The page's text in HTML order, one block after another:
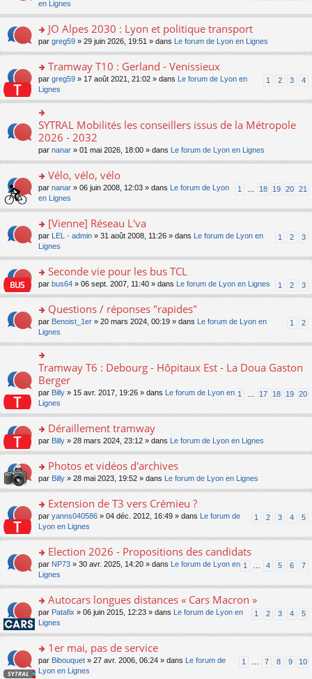
c
e
s
ré
c
nt
n
o
n
le
u
s
ré
c
e
nt
e
n
o
n
le
s
ré
c
e
m
e
s
s
e
n
o
n
lu
le
pl
u
s
ré
c
e
nt
n
s
er
le
m
e
s
s
g
n
o
n
lu
pl
u
s
ré
c
e
nt
en Lignes
o
n
ult
er
le
m
e
s
s
g
n
o
n
lu
pl
u
s
ré
c
e
JO Alpes 2030 : Lyon et politique transport
par greg59 » 29 juin 2026, 19:51 » dans Le forum de Lyon en Lignes
o
s
ult
er
le
m
e
s
s
g
o
n
lu
le
u
s
ré
c
e
nt
Tramway T10 : Gerland - Venissieux
1 2 3 4
par greg59 » 17 août 2021, 21:02 » dans
Le forum de Lyon en
Lignes
o
n
ult
er
le
m
e
s
a
g
e
n
o
n
pl
u
s
ré
c
e
nt
SYTRAL Mobilités les conseillers issus de la Métropole
2026 - 2032
par nanar » 01 mai 2026, 18:00 » dans Le forum de Lyon en Lignes
o
n
s
er
le
m
e
s
s
e
n
o
n
lu
le
pl
u
s
ré
c
e
nt
Vélo, vélo, vélo
1 18 19 20 21
par nanar » 06 juin 2008, 12:03 » dans
Le forum de Lyon
en Lignes
o
s
er
le
m
e
s
s
g
n
o
n
lu
le
u
s
ré
c
e
[Vienne] Réseau L'va
1 2 3
par LEL - admin » 31 août 2008, 11:26 » dans
Le forum de Lyon en
Lignes
o
n
ult
er
le
m
e
s
g
o
n
lu
pl
u
s
ré
c
e
Seconde vie pour les bus TCL
1 2 3
par bus64 » 06 sept. 2007, 11:40 » dans Le forum de Lyon en Lignes
o
s
ult
er
le
m
e
s
s
a
e
o
n
lu
pl
u
s
ré
c
e
nt
Questions / réponses "rapides"
1 2
par Benoist_1er » 20 mars 2024, 00:19 » dans
Le forum de Lyon en
Lignes
o
n
ult
er
le
m
e
s
a
g
e
n
o
n
pl
u
s
ré
c
nt
Tramway T6 : Debourg - Hôpitaux Est - La Doua Gaston
Berger
1 17 18 19 20
par Billy » 15 avr. 2017, 19:26 » dans
Le forum de Lyon en
Lignes
o
n
ult
er
le
m
e
s
g
e
n
o
n
le
s
ré
Déraillement tramway
par Billy » 28 mars 2024, 23:12 » dans Le forum de Lyon en Lignes
o
n
ult
er
le
m
e
s
s
e
n
o
n
lu
pl
Photos et vidéos d'archives
par Billy » 28 mai 2023, 19:52 » dans Le forum de Lyon en Lignes
o
s
er
le
m
e
s
s
a
n
o
n
Extension de T3 vers Crémieu ?
1 2 3 4 5
par yanns040586 » 04 déc. 2012, 16:49 » dans
Le forum de
Lyon en Lignes
o
s
er
le
m
e
s
s
a
Election 2026 - Propositions des candidats
1 4 5 6 7
par NP73 » 30 avr. 2025, 14:20 » dans
Le forum de Lyon en
Lignes
o
s
er
le
m
Autocars longues distances « Cars Macron »
1 2 3 4 5
par Patafix » 06 juin 2015, 12:23 » dans
Le forum de Lyon en
Lignes
o
1er mai, pas de service
1 7 8 9 10
par Bibouquet » 27 avr. 2006, 06:24 » dans
Le forum de
Lyon en Lignes